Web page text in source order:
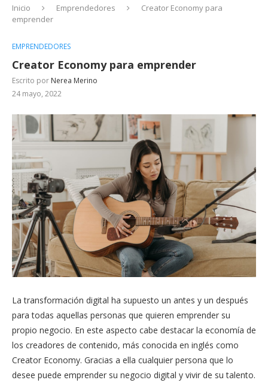
Inicio Emprendedores
Creator Economy para
emprender
EMPRENDEDORES
Creator Economy para emprender
Escrito por Nerea Merino
24 mayo, 2022
La transformación digital ha supuesto un antes y un después
para todas aquellas personas que quieren emprender su
propio negocio. En este aspecto cabe destacar la economía de
los creadores de contenido, más conocida en inglés como
Creator Economy. Gracias a ella cualquier persona que lo
desee puede emprender su negocio digital y vivir de su talento.